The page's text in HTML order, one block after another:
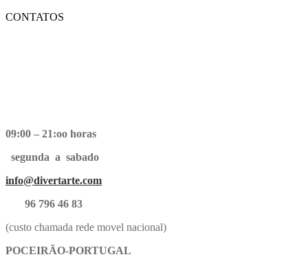
CONTATOS
09:00 – 21:oo horas
segunda a sabado
info@divertarte.com
96 796 46 83
(custo chamada rede movel nacional)
POCEIRÃO-PORTUGAL